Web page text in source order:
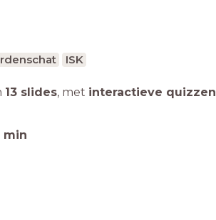
ISK
13 slides, met interactieve quizzen
min